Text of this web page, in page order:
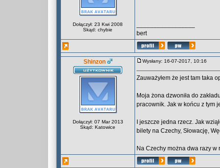
Dołączył: 23 Kwi 2008
Skąd: chybie
bert
Shinzon
Dołączył: 07 Mar 2013
Skąd: Katowice
Wysłany: 16-07-2017, 10:16
Zauważyłem że jest tam taka
Moja żona dzwoniła do
pracownik. Jak w końcu z tym
I jeszcze jedna rzecz. Jak
bilety na Czechy, Słowację,
Na Czechy można dwa razy w